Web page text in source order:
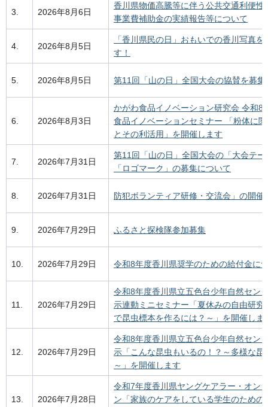
3. 2026年8月6日
香川県物価高騰等に伴う公共交通利便性
事業費補助金の実績報告等について
4. 2026年8月5日
「香川県民の日」おもいでの香川写真を
す！
5. 2026年8月5日 第11回「山の日」全国大会の協賛を募集
6. 2026年8月3日
かがわ食品イノベーション研究会 令和8
食品イノベーションセミナー 「粉体に
とその利活用」を開催します
7. 2026年7月31日
第11回「山の日」全国大会の「大会テー
「ロゴマーク」の募集について
8. 2026年7月31日 防犯ボランティア研修・交流会」の開催
9. 2026年7月29日 ふるさと探検隊参加募集
10. 2026年7月29日 令和8年度香川県奨学のための給付金に
11. 2026年7月29日
令和8年度香川県立五色台少年自然セン
示連動ミニセミナー「夏休みの自由研究
で昆虫標本を作るには？～」を開催しま
12. 2026年7月29日
令和8年度香川県立五色台少年自然セン
示「こんな昆虫もいるの！？～多様な昆
～」を開催します
13. 2026年7月28日
令和7年度香川県ヤングケアラー・オン
ン「家族のケアをしている学生のための